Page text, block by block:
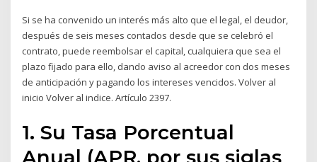
Si se ha convenido un interés más alto que el legal, el deudor,
después de seis meses contados desde que se celebró el
contrato, puede reembolsar el capital, cualquiera que sea el
plazo fijado para ello, dando aviso al acreedor con dos meses
de anticipación y pagando los intereses vencidos. Volver al
inicio Volver al indice. Artículo 2397.
1. Su Tasa Porcentual
Anual (APR, por sus siglas